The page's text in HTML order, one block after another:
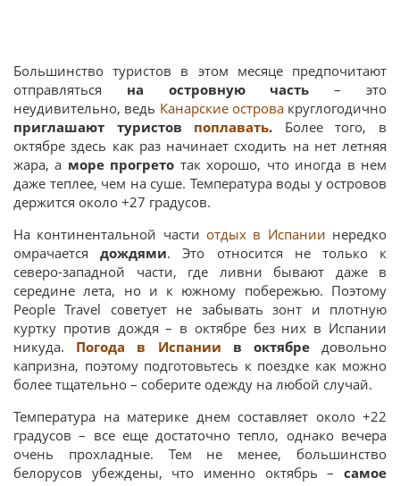
Большинство туристов в этом месяце предпочитают
отправляться на островную часть – это
неудивительно, ведь Канарские островакруглогодично
приглашают туристов поплавать. Более того, в
октябре здесь как раз начинает сходить на нет летняя
жара, а море прогрето так хорошо, что иногда в нем
даже теплее, чем на суше. Температура воды у островов
держится около +27 градусов.
На континентальной части отдых в Испании нередко
омрачаетсядождями. Это относится не только к
северо-западной части, где ливни бывают даже в
середине лета, но и к южному побережью. Поэтому
People Travel советует не забывать зонт и плотную
куртку против дождя – в октябре без них в Испании
никуда. Погода в Испании в октябредовольно
капризна, поэтому подготовьтесь к поездке как можно
более тщательно – соберите одежду на любой случай.
Температура на материке днем составляет около +22
градусов – все еще достаточно тепло, однако вечера
очень прохладные. Тем не менее, большинство
белорусов убеждены, что именно октябрь – самое